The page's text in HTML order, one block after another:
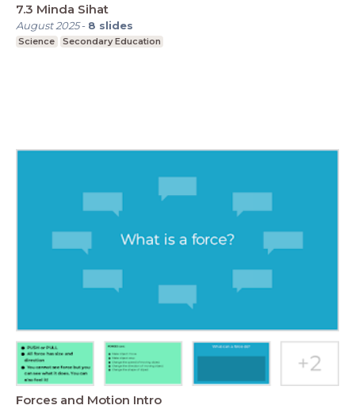
7.3 Minda Sihat
August 2025- 8 slides
Science Secondary Education
Forces and Motion Intro